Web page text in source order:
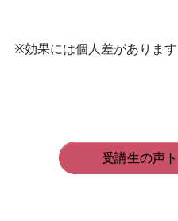
※効果には個人差があります
受講生の声